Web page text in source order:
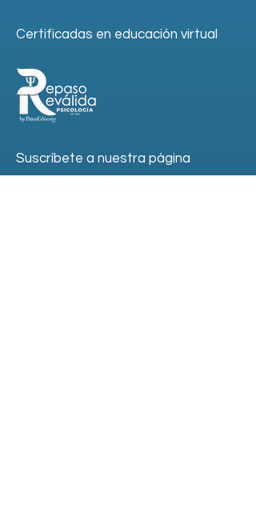
Certificadas en educación virtual
Suscríbete a nuestra página